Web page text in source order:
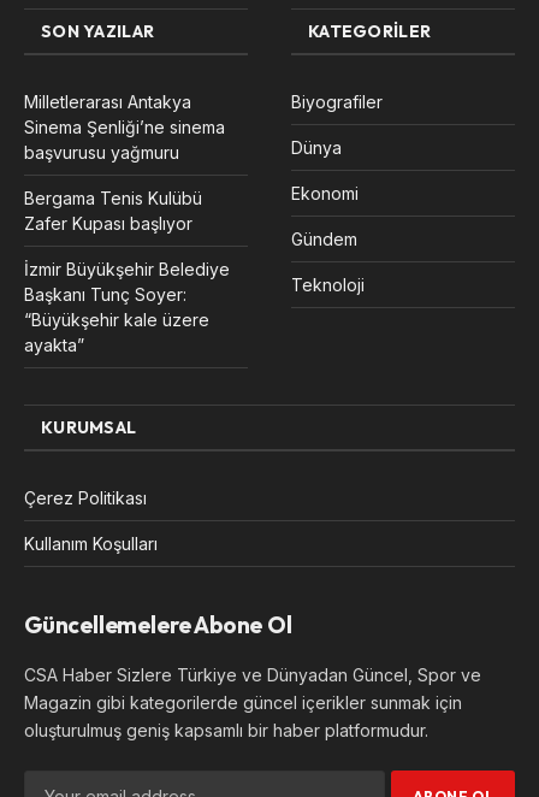
SON YAZILAR
Milletlerarası Antakya
Sinema Şenliği’ne sinema
başvurusu yağmuru
Bergama Tenis Kulübü
Zafer Kupası başlıyor
İzmir Büyükşehir Belediye
Başkanı Tunç Soyer:
“Büyükşehir kale üzere
ayakta”
KATEGORILER
Biyografiler
Dünya
Ekonomi
Gündem
Teknoloji
KURUMSAL
Çerez Politikası
Kullanım Koşulları
Güncellemelere Abone Ol
CSA Haber Sizlere Türkiye ve Dünyadan Güncel, Spor ve
Magazin gibi kategorilerde güncel içerikler sunmak için
oluşturulmuş geniş kapsamlı bir haber platformudur.